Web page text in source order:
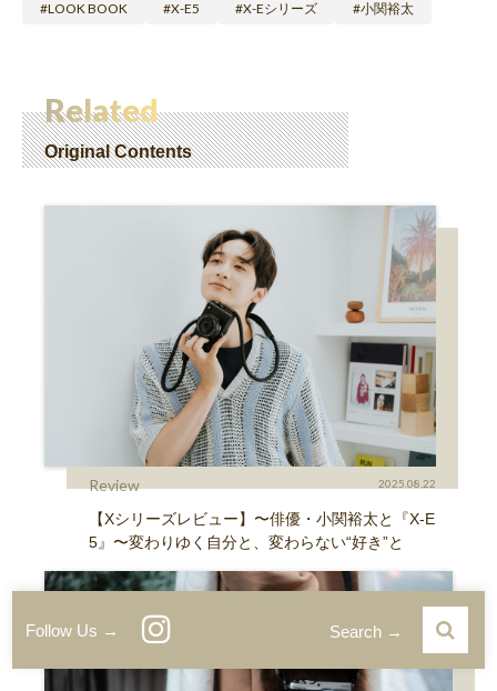
Follow Us → Search →
LOOK BOOK X-E5 X-Eシリーズ 小関裕太
Related
Original Contents
Review 2025.08.22
【Xシリーズレビュー】〜俳優・小関裕太と『X-E
5』〜変わりゆく自分と、変わらない“好き”と